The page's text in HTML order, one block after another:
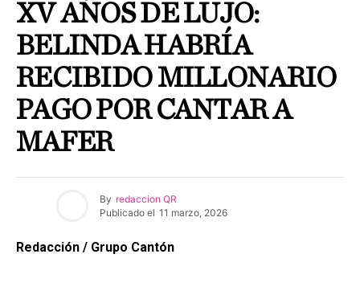
XV AÑOS DE LUJO:
BELINDA HABRÍA
RECIBIDO MILLONARIO
PAGO POR CANTAR A
MAFER
By redaccion QR
Publicado el 11 marzo, 2026
Redacción / Grupo Cantón